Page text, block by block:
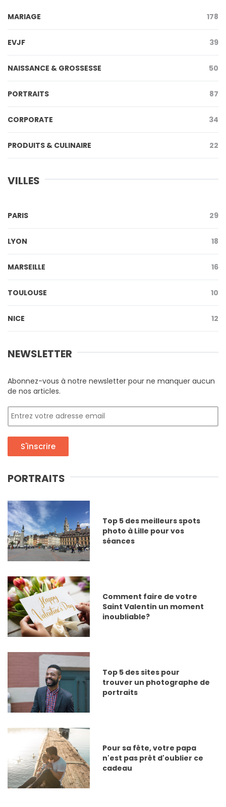
MARIAGE 178
EVJF 39
NAISSANCE & GROSSESSE 50
PORTRAITS 87
CORPORATE 34
PRODUITS & CULINAIRE 22
VILLES
PARIS 29
LYON 18
MARSEILLE 16
TOULOUSE 10
NICE 12
NEWSLETTER
Abonnez-vous à notre newsletter pour ne manquer aucun
de nos articles.
S'inscrire
PORTRAITS
Top 5 des meilleurs spots
photo à Lille pour vos
séances
Comment faire de votre
Saint Valentin un moment
inoubliable?
Top 5 des sites pour
trouver un photographe de
portraits
Pour sa fête, votre papa
n'est pas prêt d'oublier ce
cadeau